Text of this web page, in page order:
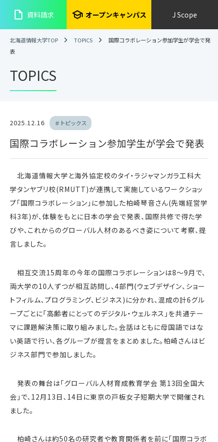
insert_drive_file 資料請求 school オープンキャンパス J Scope
北海道情報大学TOP TOPICS
国際コラボレーション参加学生が学会で発
表
TOPICS
2025.12.16 ＃トピックス
国際コラボレーション参加学生が学会で発表
北海道情報大学と海外協定校のタイ・ラジャマンガラ工科大
学タンヤブリ校(RMUTT)が連携して実施しているワークショッ
プ「国際コラボレーション」に参加した柏崎琴音さん(先端経営学
科3年)が、体験をもとに日本の学会で発表、国際共修で得た学
びや、これからのグローバル人材のあるべき姿について考察、提
言しました。
相互交流15周年の今年の国際コラボレーションは8～9月で、
両大学の10人ずつが相互訪問し、4部門(ウェブデザイン、ショー
トフィルム、プログラミング、ビジネス)に分かれ、混成の計6グル
ープごとに「高齢者にとってのデジタル・ウェルネス」を共通テー
マに課題解決策に取り組みました。会話はともに母国語ではな
い英語で行い、各グループが提言をまとめました。柏崎さんはビ
ジネス部門で参加しました。
発表の舞台は「グローバル人材育成教育学会 第13回全国大
会」で、12月13日、14日に東京の戸板女子短期大学で開催され
ました。
柏崎さんは約50名の研究者や教育関係者を前に「国際コラボ